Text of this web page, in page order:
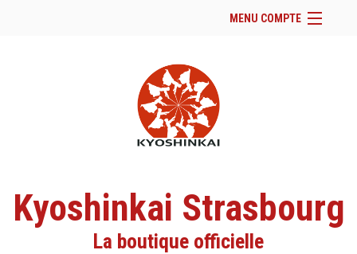
MENU COMPTE
Site Web du club
Facebook
Se connecter
Panier (vide)
Kyoshinkai Strasbourg
La boutique officielle